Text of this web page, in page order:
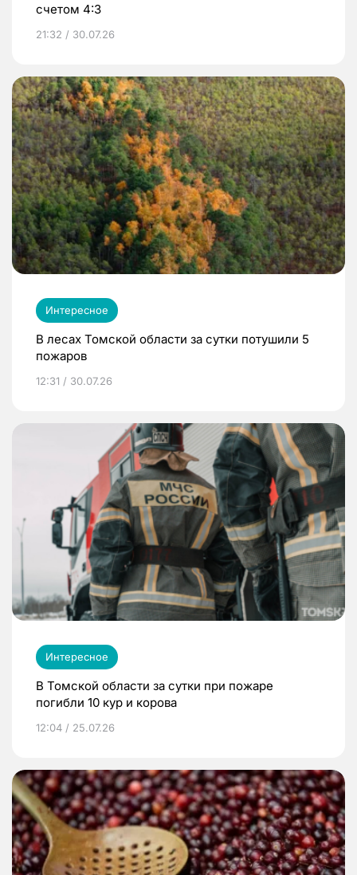
счетом 4:3
21:32 / 30.07.26
Интересное
В лесах Томской области за сутки потушили 5
пожаров
12:31 / 30.07.26
Интересное
В Томской области за сутки при пожаре
погибли 10 кур и корова
12:04 / 25.07.26